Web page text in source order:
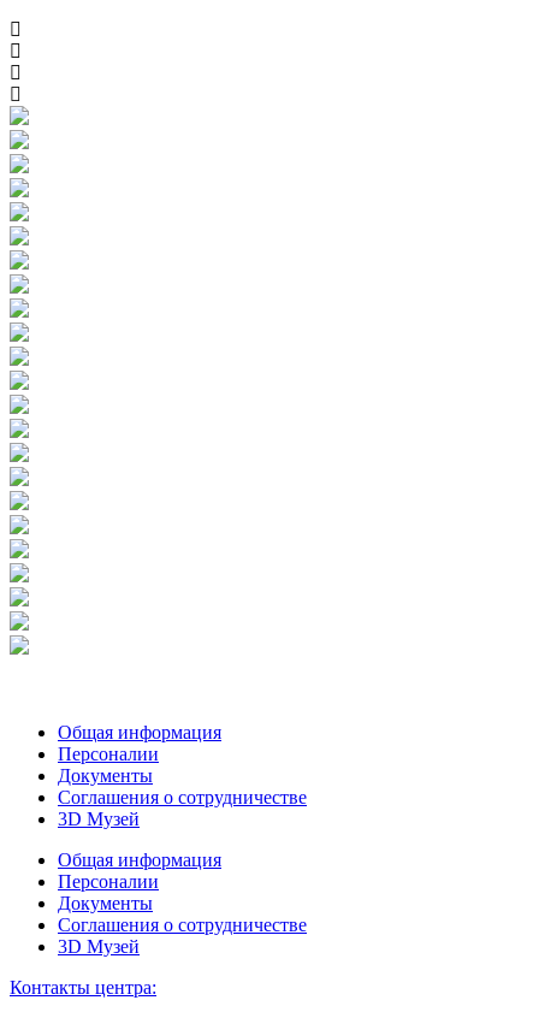
Общая информация
Персоналии
Документы
Соглашения о сотрудничестве
3D Музей
Общая информация
Персоналии
Документы
Соглашения о сотрудничестве
3D Музей
Контакты центра: